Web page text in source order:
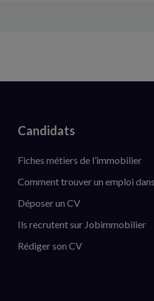
Candidats
Fiches métiers de l’immobilier
Comment trouver un emploi
Déposer un CV
Ils recrutent sur Jobimmobilier
Rédiger son CV